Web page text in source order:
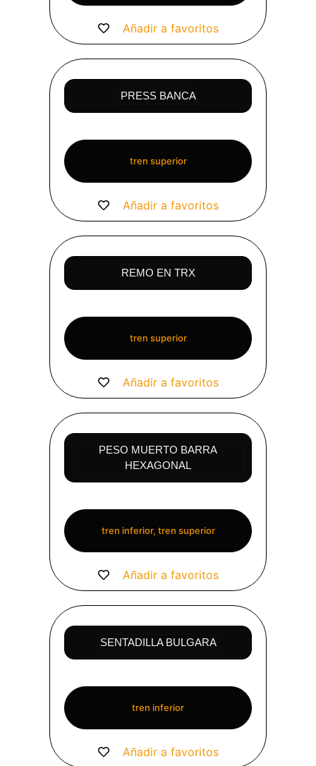
Añadir a favoritos
PRESS BANCA
tren superior
Añadir a favoritos
REMO EN TRX
tren superior
Añadir a favoritos
PESO MUERTO BARRA
HEXAGONAL
tren inferior, tren superior
Añadir a favoritos
SENTADILLA BULGARA
tren inferior
Añadir a favoritos